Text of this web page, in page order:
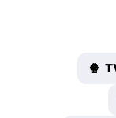
🍿